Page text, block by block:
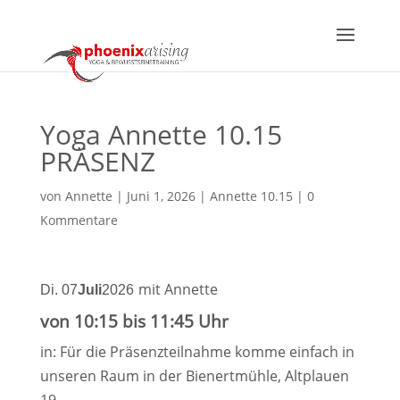
Yoga Annette 10.15
PRÄSENZ
von Annette | Juni 1, 2026| Annette 10.15 | 0
Kommentare
Di. 07Juli2026 mit Annette
von 10:15 bis 11:45 Uhr
in: Für die Präsenzteilnahme komme einfach in
unseren Raum in der Bienertmühle, Altplauen